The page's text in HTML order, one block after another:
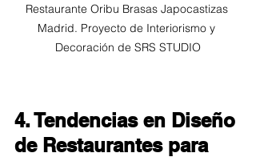
Restaurante Oribu Brasas Japocastizas
Madrid. Proyecto de Interiorismo y
Decoración de SRS STUDIO
4. Tendencias en Diseño
de Restaurantes para